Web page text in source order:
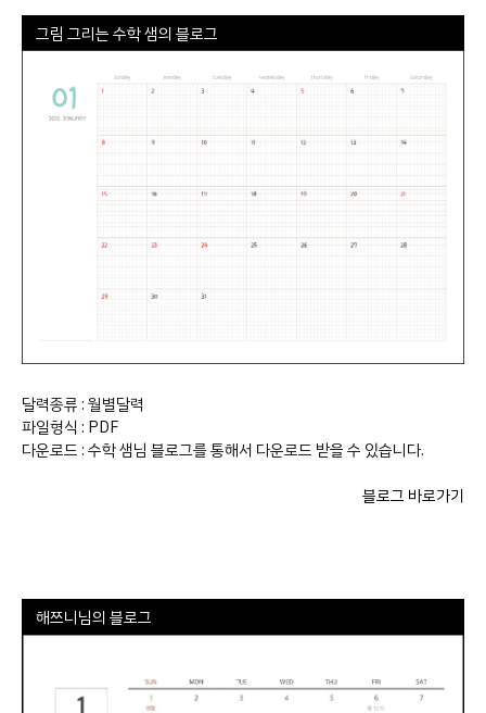
그림 그리는 수학 샘의 블로그
달력종류 : 월별달력
파일형식 : PDF
다운로드 : 수학 샘님 블로그를 통해서 다운로드 받을 수 있습니다.
블로그 바로가기
해쯔니님의 블로그